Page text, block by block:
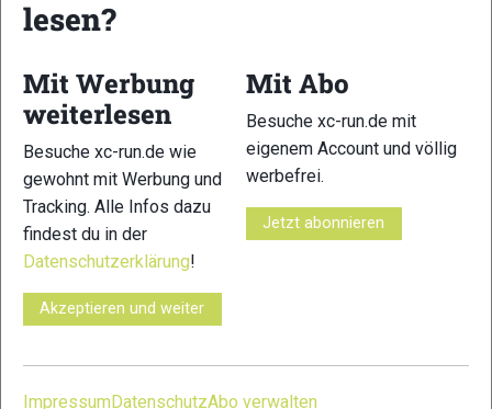
39
lesen?
Mit Werbung
weiterlesen
Besuche xc-run.de wie
gewohnt mit Werbung und
Tracking. Alle Infos dazu
findest du in der
Datenschutzerklärung!
Akzeptieren und weiter
Mit Abo
Besuche xc-run.de mit
eigenem Account und völlig
werbefrei.
Jetzt abonnieren
Impressum DatenschutzAbo verwalten